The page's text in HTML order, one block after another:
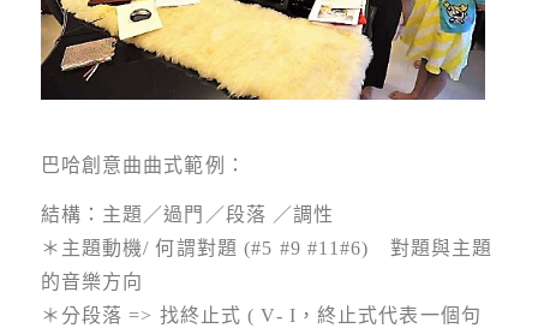
巴哈創意曲曲式範例：
結構：主題／過門／段落 ／調性
＊主題動機/ 何謂對題 (#5 #9 #11#6) 對題與主題
的音樂方向
＊分段落 => 找終止式 ( V- I，終止式代表一個句